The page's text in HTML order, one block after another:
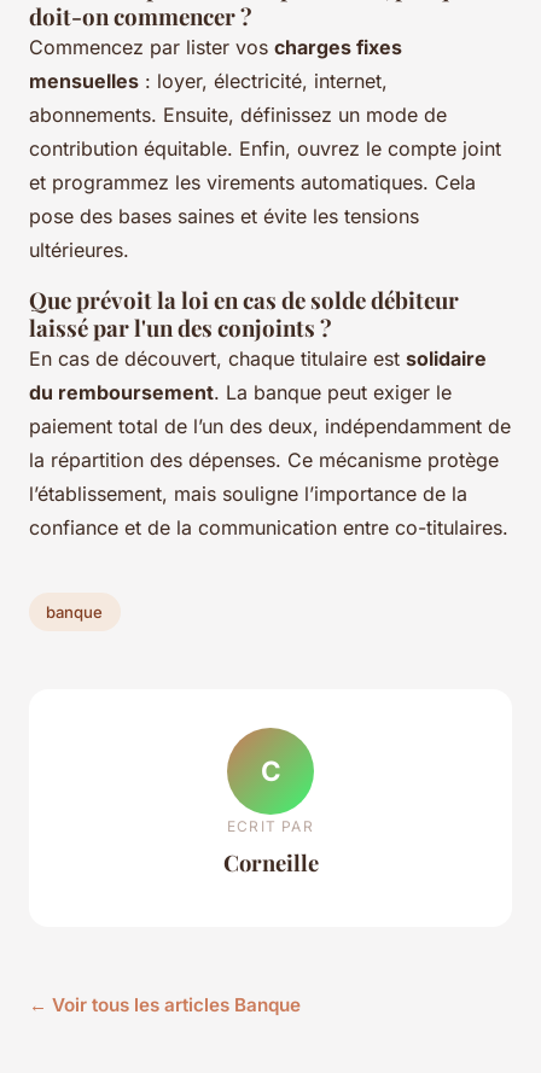
doit-on commencer ?
Commencez par lister vos charges fixes
mensuelles : loyer, électricité, internet,
abonnements. Ensuite, définissez un mode de
contribution équitable. Enfin, ouvrez le compte joint
et programmez les virements automatiques. Cela
pose des bases saines et évite les tensions
ultérieures.
Que prévoit la loi en cas de solde débiteur
laissé par l'un des conjoints ?
En cas de découvert, chaque titulaire est solidaire
du remboursement. La banque peut exiger le
paiement total de l’un des deux, indépendamment de
la répartition des dépenses. Ce mécanisme protège
l’établissement, mais souligne l’importance de la
confiance et de la communication entre co-titulaires.
banque
C
ECRIT PAR
Corneille
← Voir tous les articles Banque